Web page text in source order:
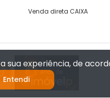
Venda direta CAIXA
sua experiência, de
Entendi